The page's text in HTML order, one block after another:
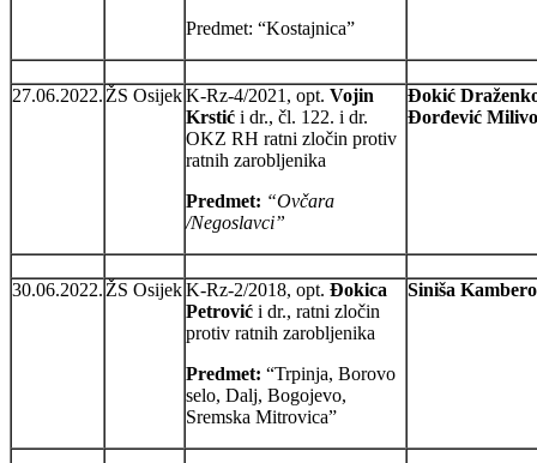
Predmet: “Kostajnica”
27.06.2022. ŽS OsijekK-Rz-4/2021, opt. Vojin
Krstić i dr., čl. 122. i dr.
OKZ RH ratni zločin protiv
ratnih zarobljenika
Predmet: “Ovčara
/Negoslavci”
Đokić
Đorđević
30.06.2022. ŽS OsijekK-Rz-2/2018, opt. Đokica
Petrović i dr., ratni zločin
protiv ratnih zarobljenika
Predmet: “Trpinja, Borovo
selo, Dalj, Bogojevo,
Sremska Mitrovica”
Siniša